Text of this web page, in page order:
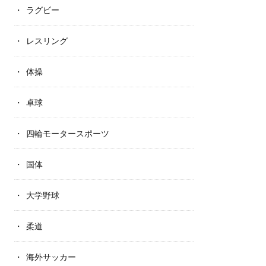
ラグビー
レスリング
体操
卓球
四輪モータースポーツ
国体
大学野球
柔道
海外サッカー